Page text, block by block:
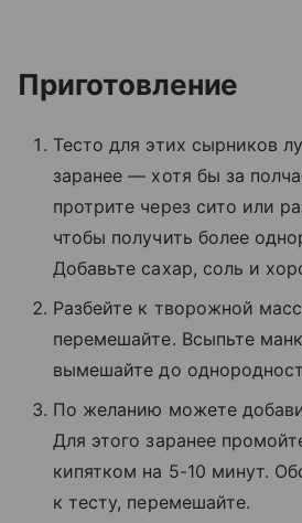
Приготовление
Тесто для этих сырников
заранее — хотя бы за
протрите через сито или
чтобы получить более
Добавьте сахар, соль и
Разбейте к творожной
перемешайте. Всыпьте
вымешайте до
По желанию можете
Для этого заранее
кипятком на 5-10 минут.
к тесту, перемешайте.